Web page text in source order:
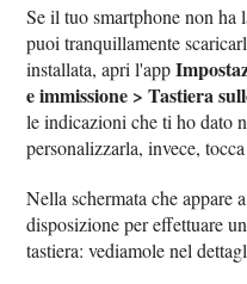
Se il tuo smartphone non ha
puoi tranquillamente
installata, apri l'app
e immissione > Tastiera
le indicazioni che ti ho dato
personalizzarla, invece,
Nella schermata che appare
disposizione per effettuare
tastiera: vediamole nel